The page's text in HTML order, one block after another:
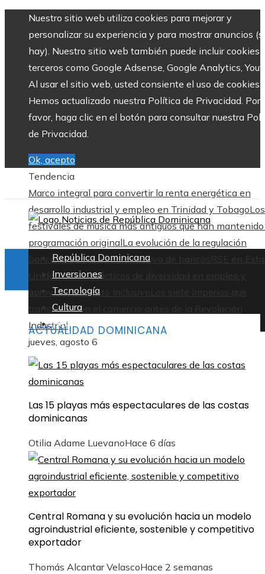
Nuestro sitio web utiliza cookies para mejorar y
personalizar su experiencia y para mostrar anuncios
hay). Nuestro sitio web también puede incluir cookies
terceros como Google Adsense, Google Analytics,
Al usar el sitio web, usted consiente el uso de cookies.
Hemos actualizado nuestra Política de Privacidad. Por
favor, haga clic en el botón para consultar nuestra
de Privacidad.
Ok, acepto
Tendencia
Marco integral para convertir la renta energética en
desarrollo industrial y empleo en Trinidad y TobagoLos
festivales de música más antiguos que han mantenido
programación originalLa evolución de la regulación
bancaria tras la quiebra masiva de bancos
RSE en
Unidos: casos prácticos de diversidad en empleo y
aprovisionamiento inclusivo Los siete imperios que
transformaron el comercio antes de la Revolución
Industrial
jueves, agosto 6
República Dominicana
Inversiones
Tecnología
Cultura
Responsabilidad social
ACTUALIDAD DOMINICANA
Las 15 playas más espectaculares de las costas
dominicanas
Otilia Adame LuevanoHace 6 días
Central Romana y su evolución hacia un modelo
agroindustrial eficiente, sostenible y competitivo
exportador
Thomás Alcantar VelascoHace 2 semanas